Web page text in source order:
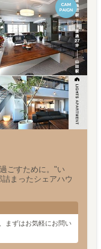
ごすために。"い
まったシェアハウ
まずはお気軽にお問い